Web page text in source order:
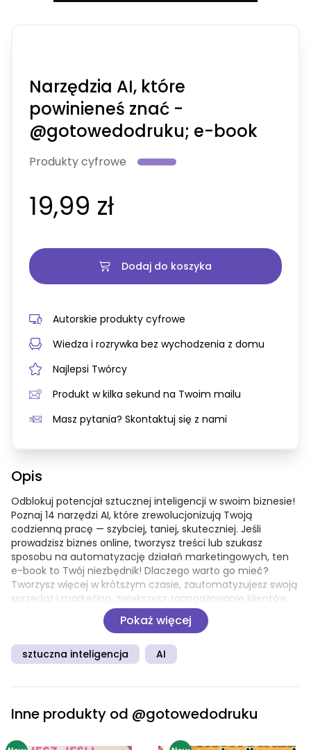
Narzędzia AI, które
powinieneś znać -
@gotowedodruku; e-book
Produkty cyfrowe
19,99 zł
Dodaj do koszyka
Autorskie produkty cyfrowe
Wiedza i rozrywka bez wychodzenia z domu
Najlepsi Twórcy
Produkt w kilka sekund na Twoim mailu
Masz pytania? Skontaktuj się z nami
Opis
Odblokuj potencjał sztucznej inteligencji w swoim biznesie!
Poznaj 14 narzędzi AI, które zrewolucjonizują Twoją
codzienną pracę — szybciej, taniej, skuteczniej. Jeśli
prowadzisz biznes online, tworzysz treści lub szukasz
sposobu na automatyzację działań marketingowych, ten
e-book to Twój niezbędnik! Dlaczego warto go mieć?
Tworzysz więcej w krótszym czasie, zautomatyzujesz swoją
sprzedaż i marketing, zwiększysz zaangażowanie klientów.
Nie potrzebujesz doświadczenia ani zespołu — wszystkie
opisane narzędzia są intuicyjne, często darmowe i gotowe
Pokaż więcej
sztuczna inteligencja AI
Inne produkty od @gotowedodruku